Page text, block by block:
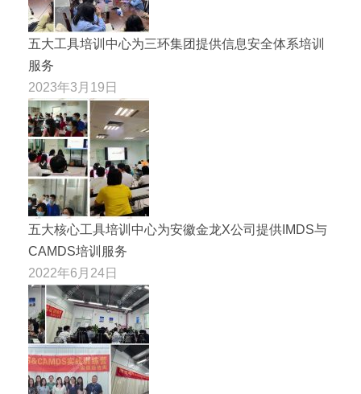
五大工具培训中心为三环集团提供信息安全体系培训
服务
2023年3月19日
五大核心工具培训中心为安徽金龙X公司提供IMDS与
CAMDS培训服务
2022年6月24日